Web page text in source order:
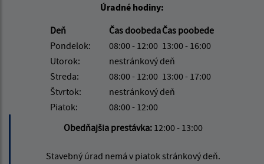
Úradné hodiny:
Deň
Čas doobedaČas poobede
Pondelok:
08:00 - 12:00 13:00 - 16:00
Utorok:
nestránkový deň
Streda:
08:00 - 12:00 13:00 - 17:00
Štvrtok:
nestránkový deň
Piatok:
08:00 - 12:00
Obedňajšia prestávka: 12:00 - 13:00
Stavebný úrad nemá v piatok stránkový deň.